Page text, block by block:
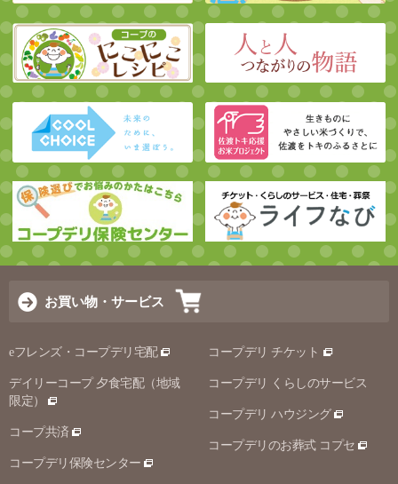
お買い物・サービス
eフレンズ・コープデリ宅配
デイリーコープ 夕食宅配（地域
限定）
コープ共済
コープデリ保険センター
コープデリ チケット
コープデリ くらしのサービス
コープデリ ハウジング
コープデリのお葬式 コプセ